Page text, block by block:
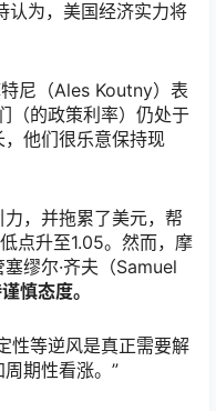
认为，美国经济实力将
尼（Ales Koutny）表
（的政策利率）仍处于
他们很乐意保持现
，并拖累了美元，帮
点升至1.05。然而，摩
缪尔·齐夫（Samuel
慎态度。
性等逆风是真正需要解
期性看涨。”